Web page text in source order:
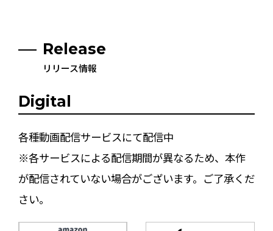
Release
リリース情報
Digital
各種動画配信サービスにて配信中
※各サービスによる配信期間が異なるため、本作
が配信されていない場合がございます。ご了承くだ
さい。